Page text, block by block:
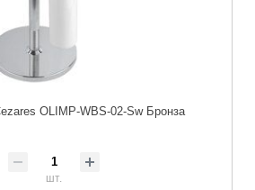
OLIMP-WBS-02-Sw Бронза
шт.